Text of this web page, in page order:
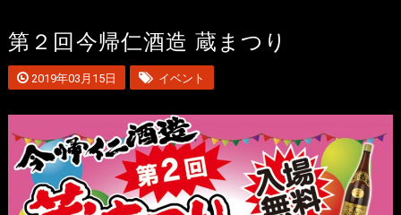
第２回今帰仁酒造 蔵まつり
2019年03月15日 イベント